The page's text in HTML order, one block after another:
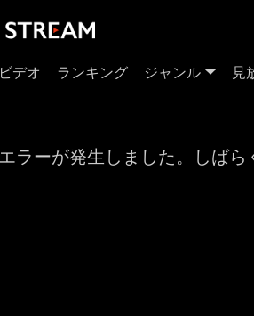
ビデオ ランキング ジャンル 見
ラーが発生しました。しば